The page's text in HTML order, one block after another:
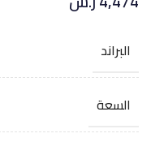
البراند
السعة